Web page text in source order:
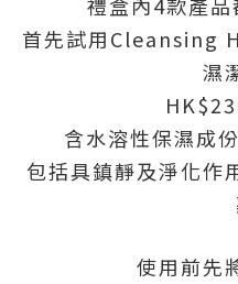
首先試用Cleansing
濕
含水溶性保濕成
包括具鎮靜及淨化作
使用前先